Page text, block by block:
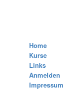
Home
Kurse
Links
Anmelden
Impressum